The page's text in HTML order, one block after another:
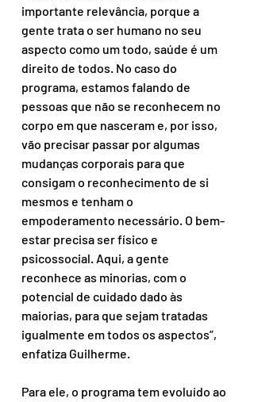
importante relevância, porque a
gente trata o ser humano no seu
aspecto como um todo, saúde é um
direito de todos. No caso do
programa, estamos falando de
pessoas que não se reconhecem no
corpo em que nasceram e, por isso,
vão precisar passar por algumas
mudanças corporais para que
consigam o reconhecimento de si
mesmos e tenham o
empoderamento necessário. O bem-
estar precisa ser físico e
psicossocial. Aqui, a gente
reconhece as minorias, com o
potencial de cuidado dado às
maiorias, para que sejam tratadas
igualmente em todos os aspectos”,
enfatiza Guilherme.
Para ele, o programa tem evoluído ao